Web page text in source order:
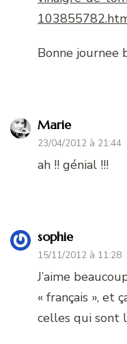
Bonne journee
Marie
23/04/2012 à 21:44
ah !! génial !!!
sophie
15/11/2012 à 11:28
J’aime
« français », et
celles qui sont